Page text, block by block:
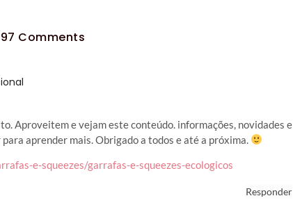
Comments
Aproveitem e vejam este conteúdo. informações, novidades e
aprender mais. Obrigado a todos e até a próxima.
e-squeezes/garrafas-e-squeezes-ecologicos
Responder